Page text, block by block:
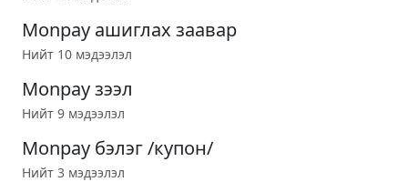
Monpay ашиглах заавар
Нийт 10 мэдээлэл
Monpay зээл
Нийт 9 мэдээлэл
Monpay бэлэг /купон/
Нийт 3 мэдээлэл